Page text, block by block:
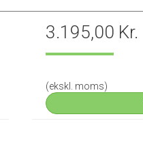
3.195,00 Kr.
(ekskl. moms)